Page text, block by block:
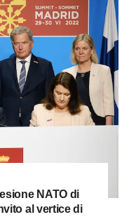
NATO di
al vertice di